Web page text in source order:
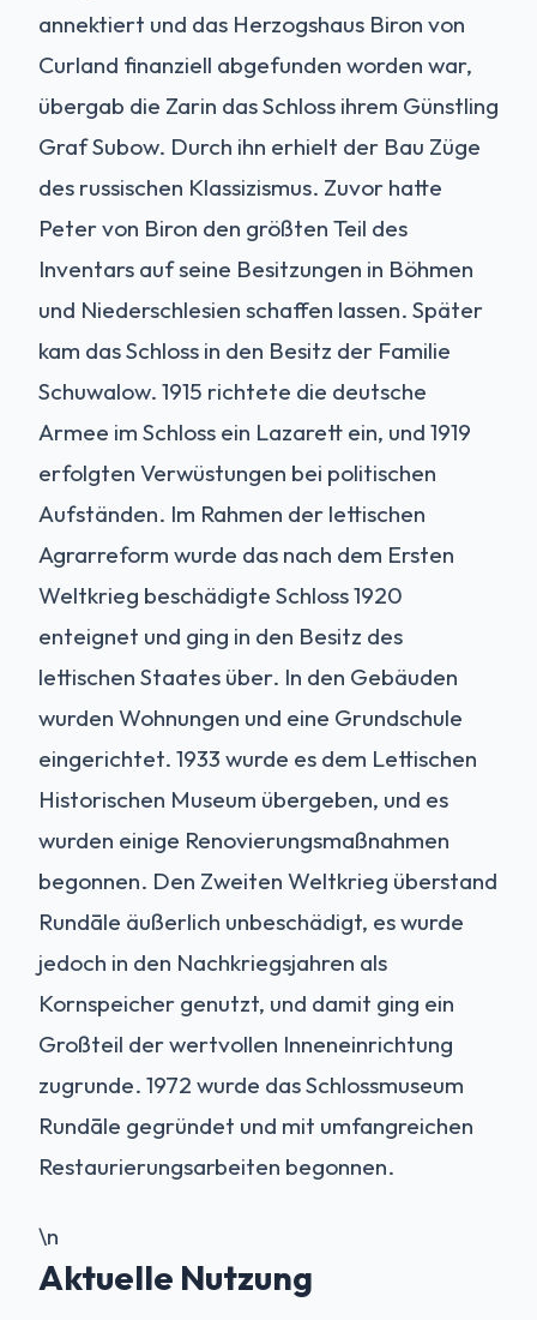
annektiert und das Herzogshaus Biron von
Curland finanziell abgefunden worden war,
übergab die Zarin das Schloss ihrem Günstling
Graf Subow. Durch ihn erhielt der Bau Züge
des russischen Klassizismus. Zuvor hatte
Peter von Biron den größten Teil des
Inventars auf seine Besitzungen in Böhmen
und Niederschlesien schaffen lassen. Später
kam das Schloss in den Besitz der Familie
Schuwalow. 1915 richtete die deutsche
Armee im Schloss ein Lazarett ein, und 1919
erfolgten Verwüstungen bei politischen
Aufständen. Im Rahmen der lettischen
Agrarreform wurde das nach dem Ersten
Weltkrieg beschädigte Schloss 1920
enteignet und ging in den Besitz des
lettischen Staates über. In den Gebäuden
wurden Wohnungen und eine Grundschule
eingerichtet. 1933 wurde es dem Lettischen
Historischen Museum übergeben, und es
wurden einige Renovierungsmaßnahmen
begonnen. Den Zweiten Weltkrieg überstand
Rundāle äußerlich unbeschädigt, es wurde
jedoch in den Nachkriegsjahren als
Kornspeicher genutzt, und damit ging ein
Großteil der wertvollen Inneneinrichtung
zugrunde. 1972 wurde das Schlossmuseum
Rundāle gegründet und mit umfangreichen
Restaurierungsarbeiten begonnen.
\n
Aktuelle Nutzung